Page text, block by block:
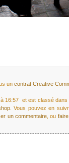
un contrat Creative
à 16:57 et est classé dans
. Vous pouvez en
un commentaire , ou